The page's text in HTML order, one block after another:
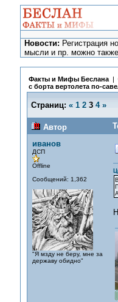
Новости: Регистрация
мысли и пр. можно
Факты и Мифы Беслана|
с борта вертолета по-
Страниц: « 1 2 3 4 »
Автор
иванов
ДСП
Offline
Сообщений: 1,362
"Я мзду не беру, мне за
державу обидно"